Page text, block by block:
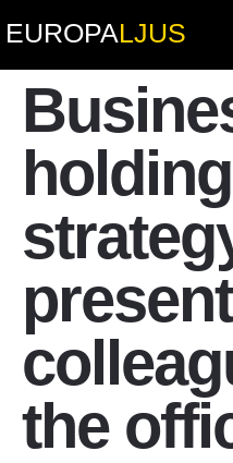
EUROPALJUS
holding
the